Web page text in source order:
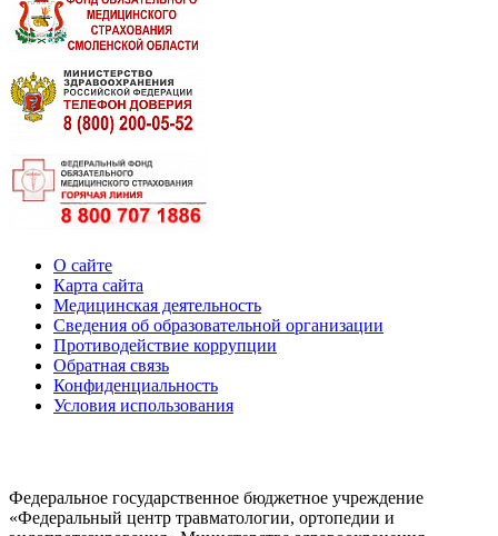
О сайте
Карта сайта
Медицинская деятельность
Сведения об образовательной организации
Противодействие коррупции
Обратная связь
Конфиденциальность
Условия использования
Федеральное государственное бюджетное учреждение
«Федеральный центр травматологии, ортопедии и